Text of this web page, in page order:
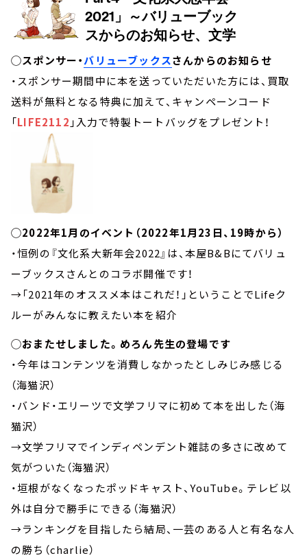
◯スポンサー・バリューブックスさんからのお知らせ
・スポンサー期間中に本を送っていただいた方には、買取
送料が無料となる特典に加えて、キャンペーンコード
「LIFE2112 」入力で特製トートバッグをプレゼント！
◯2022年1月のイベント（2022年1月23日、19時から）
・恒例の『文化系大新年会2022』は、本屋B&Bにてバリュ
ーブックスさんとのコラボ開催です！
→「2021年のオススメ本はこれだ！」ということでLifeク
ルーがみんなに教えたい本を紹介
◯おまたせしました。めろん先生の登場です
・今年はコンテンツを消費しなかったとしみじみ感じる
（海猫沢）
・バンド・エリーツで文学フリマに初めて本を出した（海
猫沢）
→文学フリマでインディペンデント雑誌の多さに改めて
気がついた（海猫沢）
・垣根がなくなったポッドキャスト、YouTube。テレビ以
外は自分で勝手にできる（海猫沢）
→ランキングを目指したら結局、一芸のある人と有名な人
の勝ち（charlie）